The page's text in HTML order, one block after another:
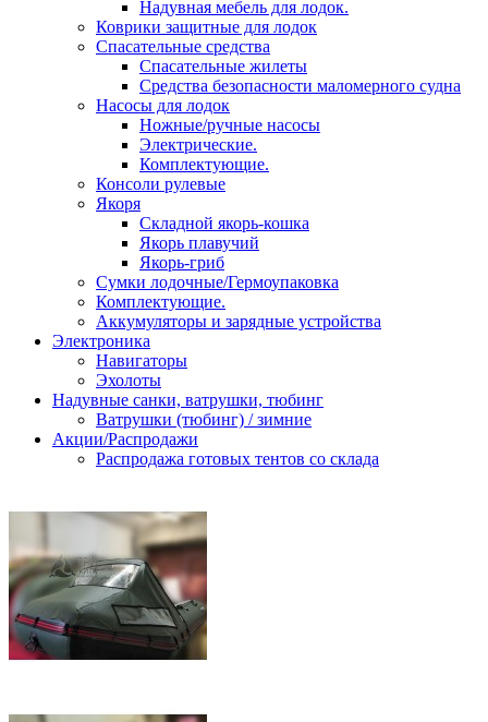
Надувная мебель для лодок.
Коврики защитные для лодок
Спасательные средства
Спасательные жилеты
Средства безопасности маломерного судна
Насосы для лодок
Ножные/ручные насосы
Электрические.
Комплектующие.
Консоли рулевые
Якоря
Складной якорь-кошка
Якорь плавучий
Якорь-гриб
Сумки лодочные/Гермоупаковка
Комплектующие.
Аккумуляторы и зарядные устройства
Электроника
Навигаторы
Эхолоты
Надувные санки, ватрушки, тюбинг
Ватрушки (тюбинг) / зимние
Акции/Распродажи
Распродажа готовых тентов со склада